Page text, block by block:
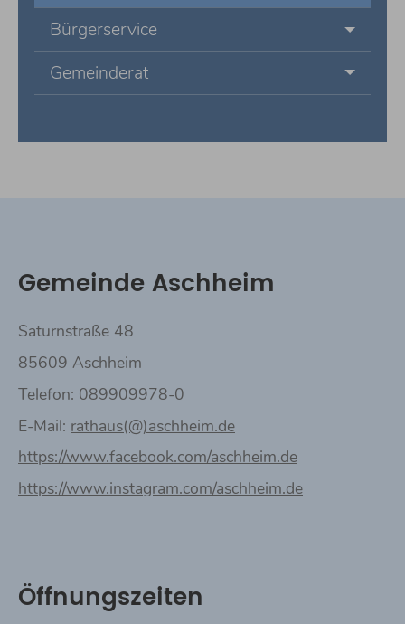
Bürgerservice
Gemeinderat
Gemeinde Aschheim
Saturnstraße 48
85609 Aschheim
Telefon: 089909978-0
E-Mail: rathaus(@)aschheim.de
https://www.facebook.com/aschheim.de
https://www.instagram.com/aschheim.de
Öffnungszeiten